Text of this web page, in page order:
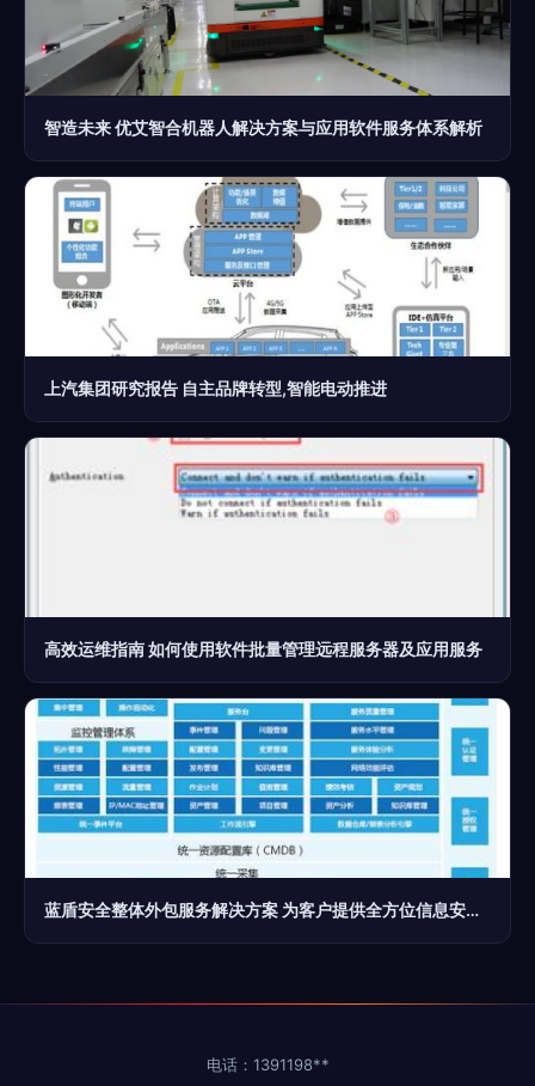
智造未来 优艾智合机器人解决方案与应用软件服务体系解析
上汽集团研究报告 自主品牌转型,智能电动推进
高效运维指南 如何使用软件批量管理远程服务器及应用服务
蓝盾安全整体外包服务解决方案 为客户提供全方位信息安全保障
电话：1391198**